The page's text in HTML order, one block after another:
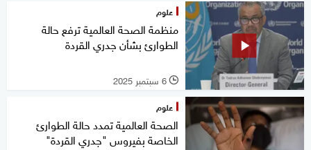
علوم
منظمة الصحة العالمية ترفع حالة
الطوارئ بشأن جدري القردة
l 6 سبتمبر 2025
علوم
الصحة العالمية تمدد حالة الطوارئ
الخاصة بفيروس "جدري القردة"